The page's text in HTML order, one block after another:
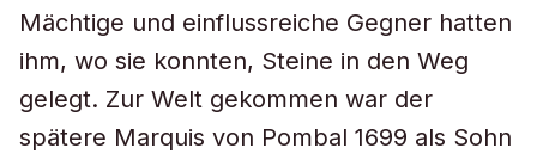
Mächtige und einflussreiche Gegner hatten
ihm, wo sie konnten, Steine in den Weg
gelegt. Zur Welt gekommen war der
spätere Marquis von Pombal 1699 als Sohn